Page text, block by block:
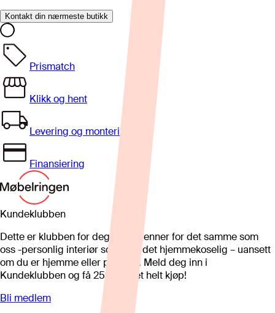
Kontakt din nærmeste butikk
Prismatch
Klikk og hent
Levering og montering
Finansiering
Kundeklubben
Dette er klubben for deg som brenner for det samme som
oss -personlig interiør som gjør det hjemmekoselig – uansett
om du er hjemme eller på hytta. Meld deg inn i
Kundeklubben og få 25%* på et helt kjøp!
Bli medlem